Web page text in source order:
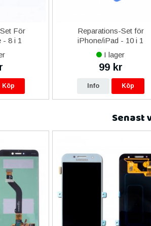
För
- 8 i 1
Köp
Reparations-Set för
iPhone/iPad - 10 i 1
I lager
99 kr
Info Köp
Senast